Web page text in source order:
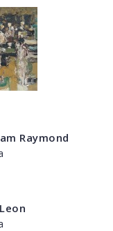
Raymond